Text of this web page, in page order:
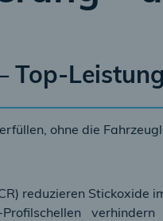
Top-
ohne die
reduzieren Stickoxide